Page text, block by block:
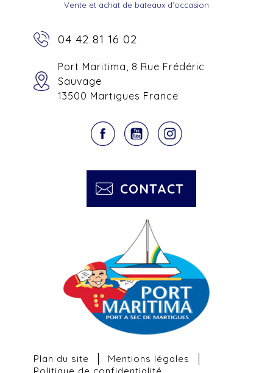
Vente et achat de bateaux d'occasion
04 42 81 16 02
Port Maritima, 8 Rue Frédéric
Sauvage
13500 Martigues France
CONTACT
Plan du site
Mentions légales